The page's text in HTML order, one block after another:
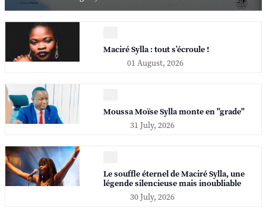
Maciré Sylla : tout s’écroule !
01 August, 2026
Moussa Moïse Sylla monte en "grade"
31 July, 2026
Le souffle éternel de Maciré Sylla, une
légende silencieuse mais inoubliable
30 July, 2026